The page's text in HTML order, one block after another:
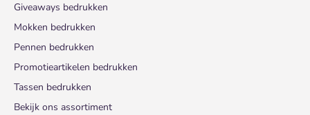
Giveaways bedrukken
Mokken bedrukken
Pennen bedrukken
Promotieartikelen bedrukken
Tassen bedrukken
Bekijk ons assortiment